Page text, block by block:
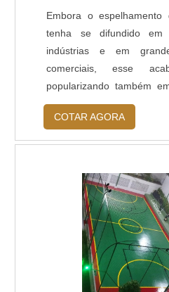
Embora o
tenha se difundido em
indústrias e em
comerciais, esse
popularizando também
padrão, por ter se
decorativa, bem como
praticidade.O PRODUTO
constatado no chão de
alta resistência,
utilização doméstica do
COTAR AGORA